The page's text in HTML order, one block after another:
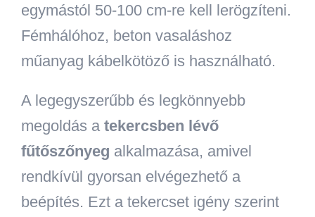
egymástól 50-100 cm-re kell lerögzíteni.
Fémhálóhoz, beton vasaláshoz
műanyag kábelkötöző is használható.
A legegyszerűbb és legkönnyebb
megoldás a tekercsben lévő
fűtőszőnyeg alkalmazása, amivel
rendkívül gyorsan elvégezhető a
beépítés. Ezt a tekercset igény szerint